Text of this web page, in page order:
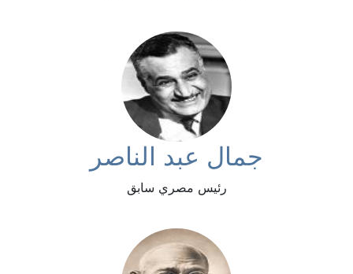
جمال عبد الناصر
رئيس مصري سابق